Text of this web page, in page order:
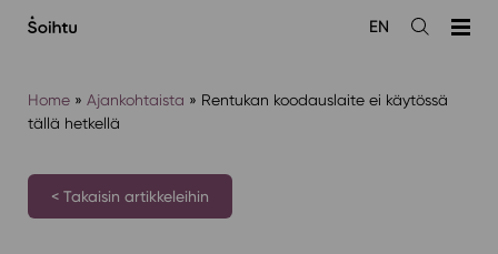
sisältöön
Avaa
EN
Home» Ajankohtaista » Rentukan koodauslaite ei käytössä
tällä hetkellä
< Takaisin artikkeleihin